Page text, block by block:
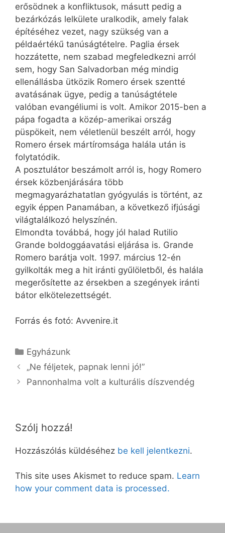
erősödnek a konfliktusok, másutt pedig a
bezárkózás lelkülete uralkodik, amely falak
építéséhez vezet, nagy szükség van a
példaértékű tanúságtételre. Paglia érsek
hozzátette, nem szabad megfeledkezni arról
sem, hogy San Salvadorban még mindig
ellenállásba ütközik Romero érsek szentté
avatásának ügye, pedig a tanúságtétele
valóban evangéliumi is volt. Amikor 2015-ben a
pápa fogadta a közép-amerikai ország
püspökeit, nem véletlenül beszélt arról, hogy
Romero érsek mártíromsága halála után is
folytatódik.
A posztulátor beszámolt arról is, hogy Romero
érsek közbenjárására több
megmagyarázhatatlan gyógyulás is történt, az
egyik éppen Panamában, a következő ifjúsági
világtalálkozó helyszínén.
Elmondta továbbá, hogy jól halad Rutilio
Grande boldoggáavatási eljárása is. Grande
Romero barátja volt. 1997. március 12-én
gyilkolták meg a hit iránti gyűlöletből, és halála
megerősítette az érsekben a szegények iránti
bátor elkötelezettségét.
Forrás és fotó: Avvenire.it
Kategória
Egyházunk
„Ne féljetek, papnak lenni jó!”
Pannonhalma volt a kulturális díszvendég
Szólj hozzá!
Hozzászólás küldéséhez be kell jelentkezni.
This site uses Akismet to reduce spam. Learn
how your comment data is processed.